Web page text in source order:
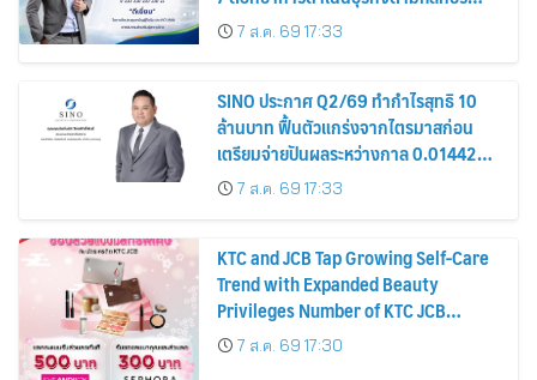
รมาภิบาล โปร่งใส สร้างความเชื่อมั่นผู้ถือ
หุ้น
7 ส.ค. 69 17:33
SINO ประกาศ Q2/69 ทำกำไรสุทธิ 10
ล้านบาท ฟื้นตัวแกร่งจากไตรมาสก่อน
เตรียมจ่ายปันผลระหว่างกาล 0.014423
บาทต่อหุ้น ครึ่งปีหลังมุ่งเติบโตต่อเนื่อง
7 ส.ค. 69 17:33
KTC and JCB Tap Growing Self-Care
Trend with Expanded Beauty
Privileges Number of KTC JCB
Cardmembers Spending on
Cosmetics Rises 26%
7 ส.ค. 69 17:30